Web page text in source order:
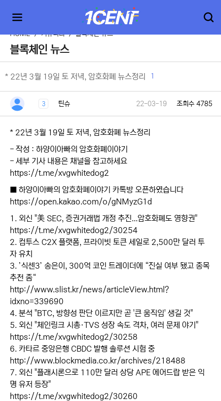
HOME > 커뮤니티 > 블록체인 뉴스
블록체인 뉴스
* 22년 3월 19일 토 저녁, 암호화폐 뉴스정리 1
3 틴슈 22-03-19 조회수 4785
* 22년 3월 19일 토 저녁, 암호화폐 뉴스정리
- 작성 : 하양이아빠의 암호화폐이야기
- 세부 기사 내용은 채널을 참고하세요
https://t.me/xvgwhitedog2
■ 하양이아빠의 암호화폐이야기 카톡방 오픈하였습니다
https://open.kakao.com/o/gNMyzG1d
1. 외신 "美 SEC, 증권거래법 개정 추진...암호화폐도 영향권"
https://t.me/xvgwhitedog2/30254
2. 컴투스 C2X 플랫폼, 프라이빗 토큰 세일로 2,500만 달러 투
자 유치
3. ’식센3’ 송은이, 300억 코인 트레이더에 “진실 여부 됐고 종목
추천 좀“
http://www.slist.kr/news/articleView.html?
idxno=339690
4. 분석 "BTC, 방향성 판단 이르지만 곧 '큰 움직임' 생길 것"
5. 외신 "체인링크 시총·TVS 성장 속도 격차, 여러 문제 야기"
https://t.me/xvgwhitedog2/30258
6. 카타르 중앙은행 CBDC 발행 솔루션 시험 중
http://www.blockmedia.co.kr/archives/218488
7. 외신 "플래시론으로 110만 달러 상당 APE 에어드랍 받은 익
명 유저 등장"
https://t.me/xvgwhitedog2/30260